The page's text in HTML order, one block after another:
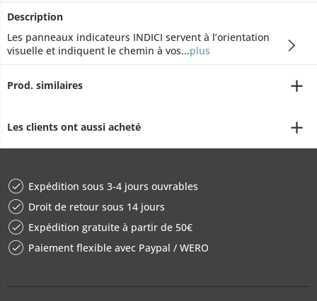
Description
Les panneaux indicateurs INDICI servent à l’orientation
visuelle et indiquent le chemin à vos...plus
Prod. similaires
Les clients ont aussi acheté
Expédition sous 3-4 jours ouvrables
Droit de retour sous 14 jours
Expédition gratuite à partir de 50€
Paiement flexible avec Paypal / WERO